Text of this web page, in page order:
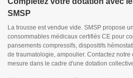
SMSP
La trousse est vendue vide. SMSP propose
consommables médicaux certifiés CE pour
pansements compressifs, dispositifs
de traumatologie, ampoulier. Contactez
mesure dans le cadre d'une dotation